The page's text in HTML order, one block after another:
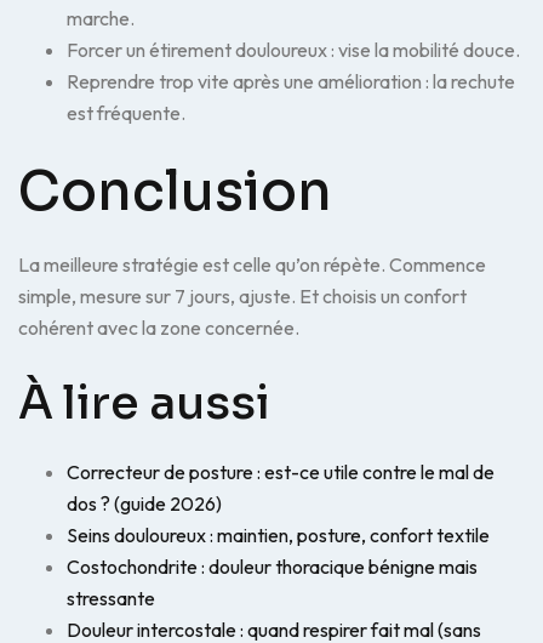
marche.
Forcer un étirement douloureux : vise la mobilité douce.
Reprendre trop vite après une amélioration : la rechute
est fréquente.
Conclusion
La meilleure stratégie est celle qu’on répète. Commence
simple, mesure sur 7 jours, ajuste. Et choisis un confort
cohérent avec la zone concernée.
À lire aussi
Correcteur de posture : est-ce utile contre le mal de
dos ? (guide 2026)
Seins douloureux : maintien, posture, confort textile
Costochondrite : douleur thoracique bénigne mais
stressante
Douleur intercostale : quand respirer fait mal (sans